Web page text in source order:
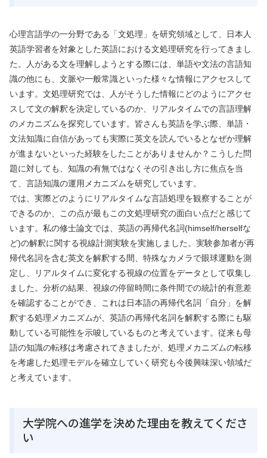
心理言語学の一分野である「文処理」を研究領域として、日本人
英語学習者を対象とした英語における文処理研究を行ってきまし
た。人がある文を理解しようとする際には、単語や文法の言語知
識の他にも、文脈や一般常識といった様々な情報にアクセスして
います。文処理研究では、人がそうした情報にどのようにアクセ
スして文の解釈を決定しているのか、リアルタイムでの言語理解
のメカニズムを探究しています。皆さんも英語を学ぶ際、単語・
文法知識に自信があっても実際に英文を読んでいるとなぜか理解
が進まないといった経験をしたことがありませんか？こうした問
題に対しても、知識の有無ではなくその引き出し方に焦点を当
て、言語知識の運用メカニズムを研究しています。
では、実際どのようにリアルタイムな言語処理を観察することが
できるのか、この点が最もこの文処理研究の面白い点だと感じて
います。私の修士論文では、英語の再帰代名詞(himself/herselfな
ど)の解釈に関する視線計測実験を実施しました。実験参加者が再
帰代名詞を含む英文を解釈する間、特殊なカメラで眼球運動を測
定し、リアルタイムに変化する視線の位置をデータとして収集し
ました。分析の結果、視線の停留時間に条件間での統計的有意差
を確認することができ、これは日本語の再帰代名詞「自分」を解
釈する処理メカニズムが、英語の再帰代名詞を解釈する際にも駆
動している可能性を示唆しているものと考えています。従来も母
語の知識の転移は考慮されてきましたが、処理メカニズムの転移
を考慮した処理モデルを確立していく研究も今後興味深い領域だ
と考えています。
大学院への進学を決めた理由を教えてくださ
い